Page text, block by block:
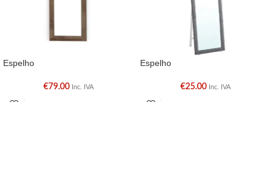
Espelho
€79.00 Inc. IVA
Espelho
€25.00 Inc. IVA